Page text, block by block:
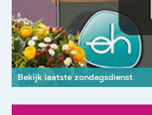
Bekijk laatste zondagsdienst